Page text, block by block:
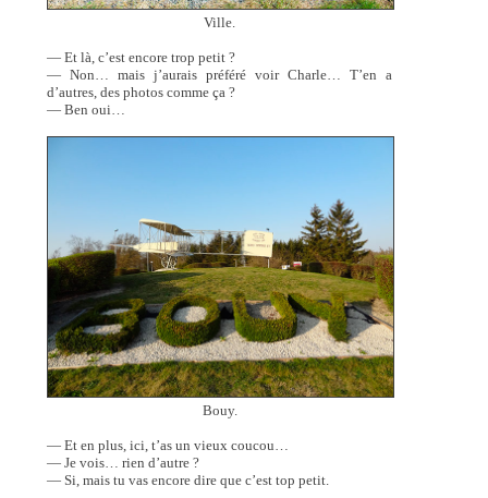
Ville.
— Et là, c’est encore trop petit ?
— Non… mais j’aurais préféré voir Charle… T’en a
d’autres, des photos comme ça ?
— Ben oui…
Bouy.
— Et en plus, ici, t’as un vieux coucou…
— Je vois… rien d’autre ?
— Si, mais tu vas encore dire que c’est top petit.